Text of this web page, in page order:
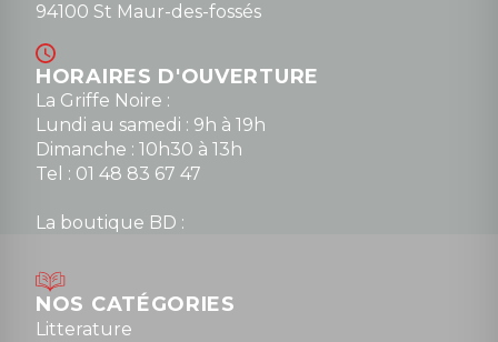
94100 St Maur-des-fossés
HORAIRES D'OUVERTURE
La Griffe Noire :
Lundi au samedi : 9h à 19h
Dimanche : 10h30 à 13h
Tel : 01 48 83 67 47
La boutique BD :
Mardi au samedi : 10h à 13h / 14h à 19h
Dimanche : 10h30 à 12h30
Tel : 01 48 89 13 88
NOS CATÉGORIES
Litterature